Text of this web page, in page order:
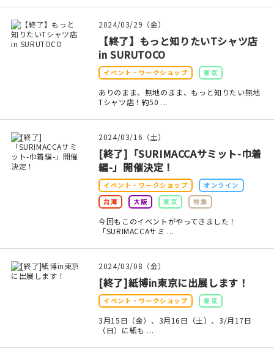
おすすめ特集
おしらせ
お買い物ガイド
2024/03/29（金）
【終了】もっと知りたいTシャツ店
in SURUTOCO
イベント・ワークショップ 東京
ありのまま、無地のまま、もっと知りたい無地
Tシャツ店！約50 ...
2024/03/16（土）
[終了]「SURIMACCAサミット-巾着
編-」開催決定！
イベント・ワークショップ
オンライン
台湾
大阪 東京 特集
今回もこのイベントがやってきました！
「SURIMACCAサミ ...
2024/03/08（金）
[終了]紙博in東京に出展します！
イベント・ワークショップ 東京
3月15日（金）、3月16日（土）、3/月17日
（日）に紙も ...